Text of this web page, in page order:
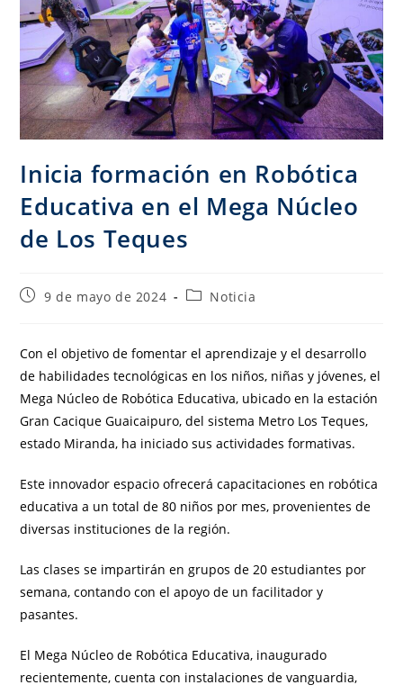
Inicia formación en Robótica
Educativa en el Mega Núcleo
de Los Teques
9 de mayo de 2024 Noticia
Con el objetivo de fomentar el aprendizaje y el desarrollo
de habilidades tecnológicas en los niños, niñas y jóvenes, el
Mega Núcleo de Robótica Educativa, ubicado en la estación
Gran Cacique Guaicaipuro, del sistema Metro Los Teques,
estado Miranda, ha iniciado sus actividades formativas.
Este innovador espacio ofrecerá capacitaciones en robótica
educativa a un total de 80 niños por mes, provenientes de
diversas instituciones de la región.
Las clases se impartirán en grupos de 20 estudiantes por
semana, contando con el apoyo de un facilitador y
pasantes.
El Mega Núcleo de Robótica Educativa, inaugurado
recientemente, cuenta con instalaciones de vanguardia,